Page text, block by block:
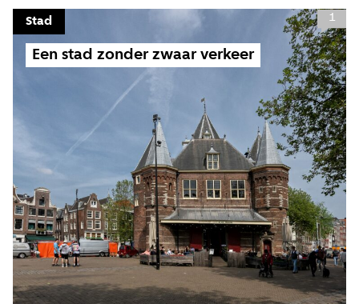
Een stad zonder zwaar verkeer
Stad 1